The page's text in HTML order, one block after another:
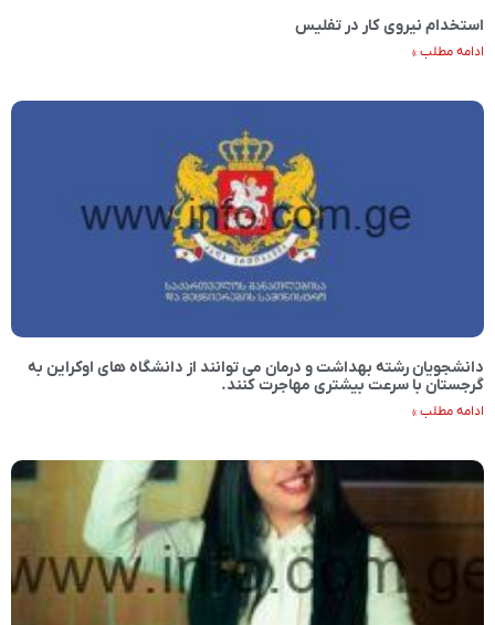
استخدام نیروی کار در تفلیس
ادامه مطلب »
دانشجویان رشته بهداشت و درمان می توانند از دانشگاه های اوکراین به
گرجستان با سرعت بیشتری مهاجرت کنند.
ادامه مطلب »